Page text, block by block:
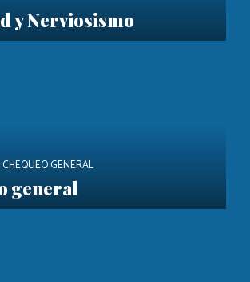
y Nerviosismo
GENERAL
general